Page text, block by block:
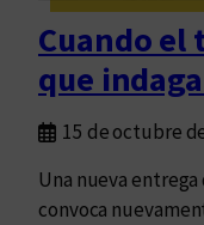
Cuando el
que
15 de octubre
Una nueva
convoca